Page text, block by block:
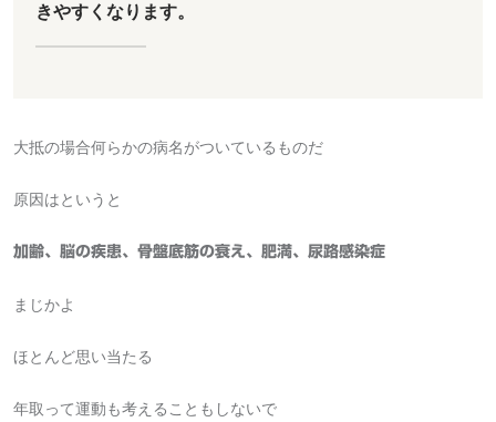
きやすくなります。
大抵の場合何らかの病名がついているものだ
原因はというと
加齢、脳の疾患、骨盤底筋の衰え、肥満、尿路感染症
まじかよ
ほとんど思い当たる
年取って運動も考えることもしないで